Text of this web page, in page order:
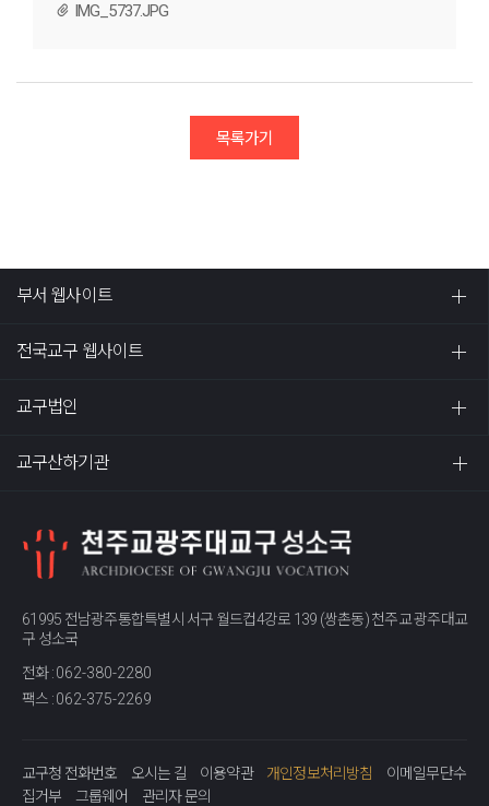
IMG_5737.JPG
목록가기
부서 웹사이트
전국교구 웹사이트
교구법인
교구산하기관
61995 전남광주통합특별시 서구 월드컵4강로 139 (쌍촌동) 천주교 광주대교
구 성소국
전화 :062-380-2280
팩스 :062-375-2269
교구청 전화번호 오시는 길 이용약관 개인정보처리방침
이메일무단수
집거부
그룹웨어 관리자 문의